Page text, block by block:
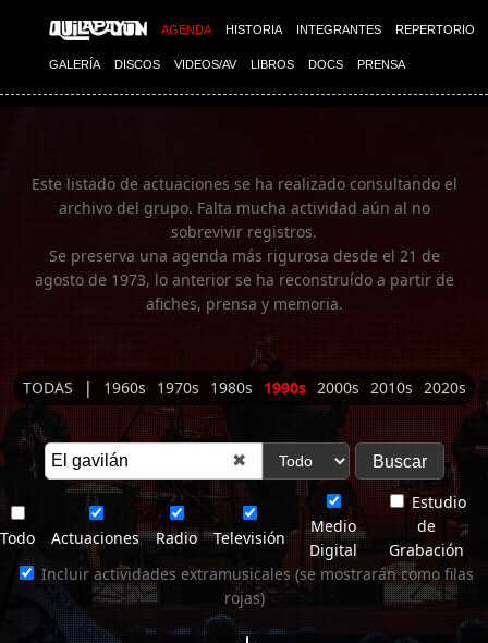
AGENDA HISTORIA INTEGRANTES REPERTORIO
GALERÍA DISCOS VIDEOS/AV LIBROS DOCS PRENSA
Imagen 01
Este listado de actuaciones se ha realizado consultando el
archivo del grupo. Falta mucha actividad aún al no
sobrevivir registros.
Se preserva una agenda más rigurosa desde el 21 de
agosto de 1973, lo anterior se ha reconstruído a partir de
afiches, prensa y memoria.
TODAS | 1960s 1970s 1980s 1990s 2000s 2010s 2020s
✖
Todo Actuaciones Radio Televisión
Medio
Digital
Estudio
de
Grabación
Incluir actividades extramusicales (se mostrarán como filas
rojas)